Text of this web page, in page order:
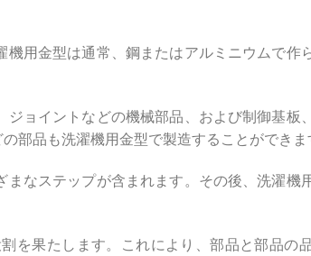
用金型は通常、鋼またはアルミニウムで作
ョイントなどの機械部品、および制御基板
部品も洗濯機用金型で製造することができま
なステップが含まれます。その後、洗濯機
を果たします。これにより、部品と部品の